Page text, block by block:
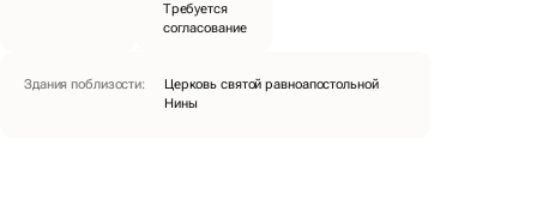
Требуется
согласование
Здания поблизости:
Церковь святой равноапостольной
Нины